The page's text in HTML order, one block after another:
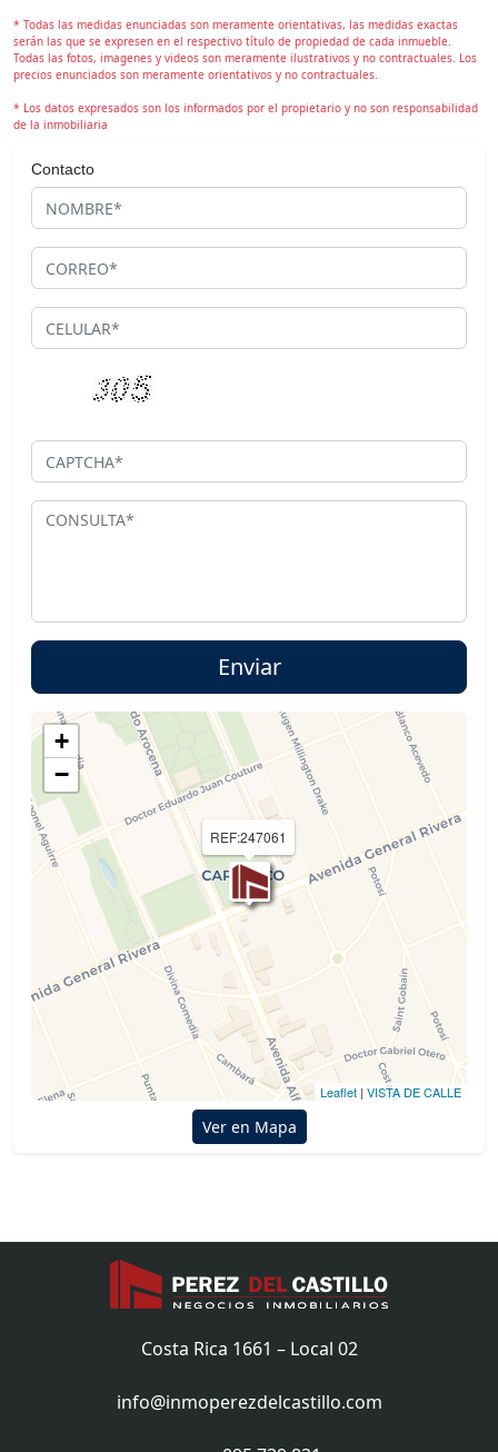
* Todas las medidas enunciadas son meramente orientativas, las medidas exactas
serán las que se expresen en el respectivo título de propiedad de cada inmueble.
Todas las fotos, imagenes y videos son meramente ilustrativos y no contractuales. Los
precios enunciados son meramente orientativos y no contractuales.
* Los datos expresados son los informados por el propietario y no son responsabilidad
de la inmobiliaria
Contacto
REF:247061
+
−
Leaflet | VISTA DE CALLE
Ver en Mapa
Costa Rica 1661 – Local 02
info@inmoperezdelcastillo.com